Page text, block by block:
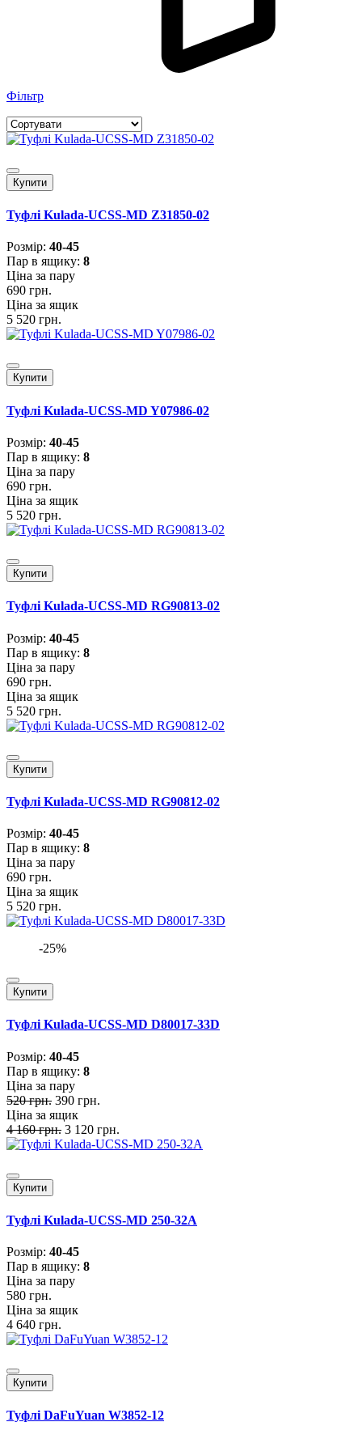
Фільтр
Купити
Туфлі Kulada-UCSS-MD Z31850-02
Розмiр: 40-45
Пар в ящику: 8
Ціна за пару
690 грн.
Ціна за ящик
5 520 грн.
Купити
Туфлі Kulada-UCSS-MD Y07986-02
Розмiр: 40-45
Пар в ящику: 8
Ціна за пару
690 грн.
Ціна за ящик
5 520 грн.
Купити
Туфлі Kulada-UCSS-MD RG90813-02
Розмiр: 40-45
Пар в ящику: 8
Ціна за пару
690 грн.
Ціна за ящик
5 520 грн.
Купити
Туфлі Kulada-UCSS-MD RG90812-02
Розмiр: 40-45
Пар в ящику: 8
Ціна за пару
690 грн.
Ціна за ящик
5 520 грн.
-25%
Купити
Туфлі Kulada-UCSS-MD D80017-33D
Розмiр: 40-45
Пар в ящику: 8
Ціна за пару
520 грн. 390 грн.
Ціна за ящик
4 160 грн. 3 120 грн.
Купити
Туфлі Kulada-UCSS-MD 250-32A
Розмiр: 40-45
Пар в ящику: 8
Ціна за пару
580 грн.
Ціна за ящик
4 640 грн.
Купити
Туфлі DaFuYuan W3852-12